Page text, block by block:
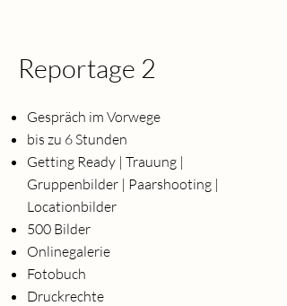
Reportage 2
Gespräch im Vorwege
bis zu 6 Stunden
Getting Ready | Trauung |
Gruppenbilder | Paarshooting |
Locationbilder
500 Bilder
Onlinegalerie
Fotobuch
Druckrechte